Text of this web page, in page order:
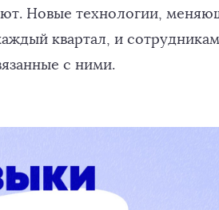
Новые технологии,
квартал, и сотрудникам
с ними.